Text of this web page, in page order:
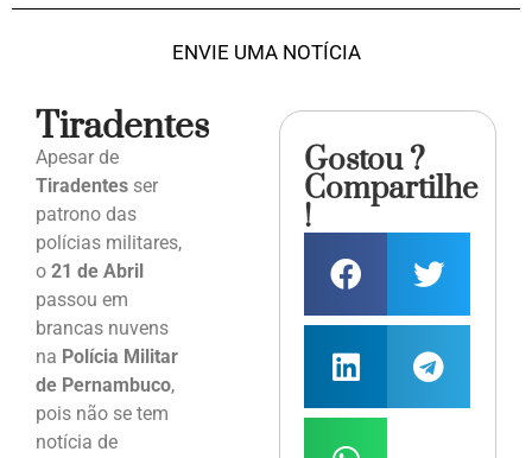
ENVIE UMA NOTÍCIA
Tiradentes
Apesar de
Tiradentes ser
patrono das
polícias militares,
o 21 de Abril
passou em
brancas nuvens
na Polícia Militar
de Pernambuco,
pois não se tem
notícia de
Gostou ?
Compartilhe
!